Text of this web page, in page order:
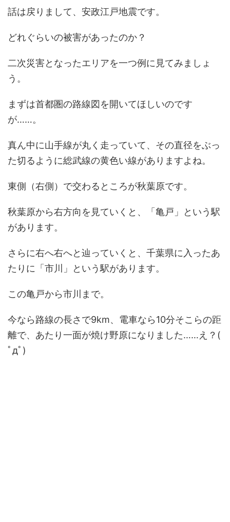
話は戻りまして、安政江戸地震です。
どれぐらいの被害があったのか？
二次災害となったエリアを一つ例に見てみましょ
う。
まずは首都圏の路線図を開いてほしいのです
が……。
真ん中に山手線が丸く走っていて、その直径をぶっ
た切るように総武線の黄色い線がありますよね。
東側（右側）で交わるところが秋葉原です。
秋葉原から右方向を見ていくと、「亀戸」という駅
があります。
さらに右へ右へと辿っていくと、千葉県に入ったあ
たりに「市川」という駅があります。
この亀戸から市川まで。
今なら路線の長さで9km、電車なら10分そこらの距
離で、あたり一面が焼け野原になりました……え？(
ﾟдﾟ)